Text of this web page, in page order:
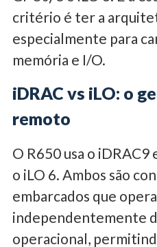
critério é ter a
especialmente para
memória e I/O.
iDRAC vs iLO: o
remoto
O R650 usa o iDRAC9
o iLO 6. Ambos são
embarcados que
independentemente
operacional,